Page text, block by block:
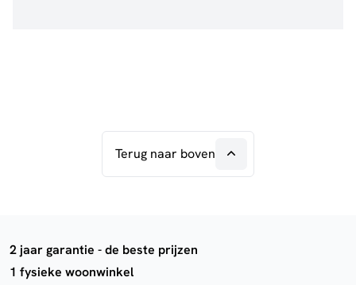
Terug naar boven
2 jaar garantie - de beste prijzen
1 fysieke woonwinkel